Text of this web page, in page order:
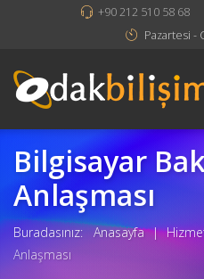
+90 212 510 58 68
Pazartesi -
Bilgisayar
Anlaşması
Buradasınız: Anasayfa |
Anlaşması